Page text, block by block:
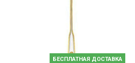
БЕСПЛАТНАЯ ДОСТАВКА